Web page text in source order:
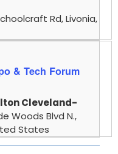
Rd, Livonia,
& Tech Forum
Cleveland-
Woods Blvd N.,
States